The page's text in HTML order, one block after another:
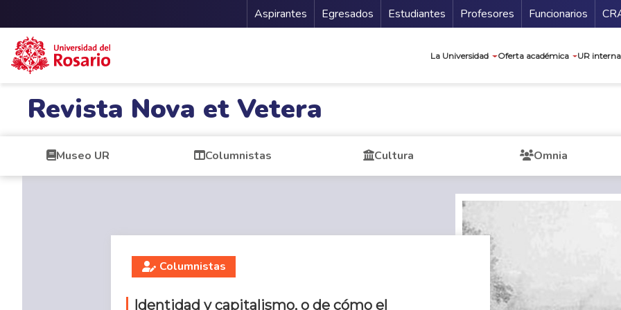
Menu Secundario
Aspirantes Egresados Estudiantes Profesores Funcionarios
La Universidad Oferta académica UR
Revista Nova et Vetera
Museo UR Columnistas Cultura Omnia
Columnistas
Identidad y capitalismo, o de cómo el